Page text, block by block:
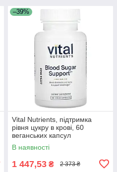
–39%
Vital Nutrients, підтримка
рівня цукру в крові, 60
веганських капсул
В наявності
1 447,53 ₴ 2 373 ₴